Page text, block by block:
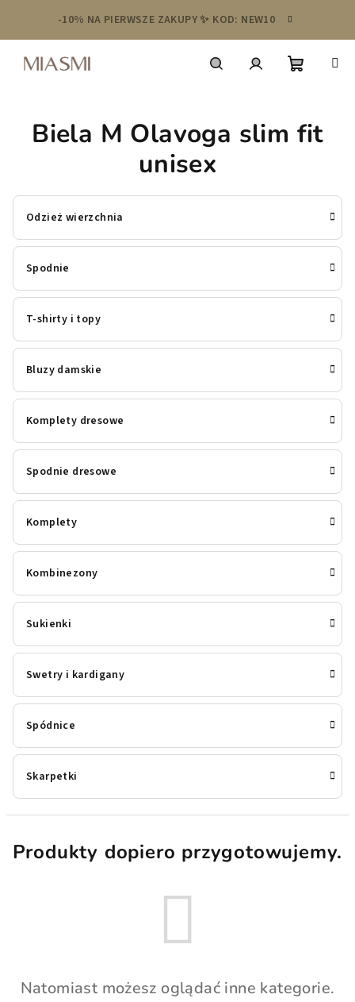
treści
-10% NA PIERWSZE ZAKUPY ✨ KOD: NEW10
się
Biela M Olavoga slim fit
unisex
Odzież wierzchnia
Spodnie
T-shirty i topy
Bluzy damskie
Komplety dresowe
Spodnie dresowe
Komplety
Kombinezony
Sukienki
Swetry i kardigany
Spódnice
Skarpetki
Produkty dopiero przygotowujemy.
Natomiast możesz oglądać inne kategorie.